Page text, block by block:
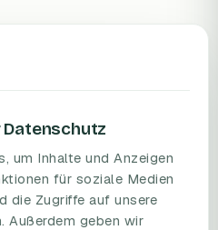
um Inhalte und Anzeigen
für soziale Medien
die Zugriffe auf unsere
Außerdem geben wir
RESSOURCEN